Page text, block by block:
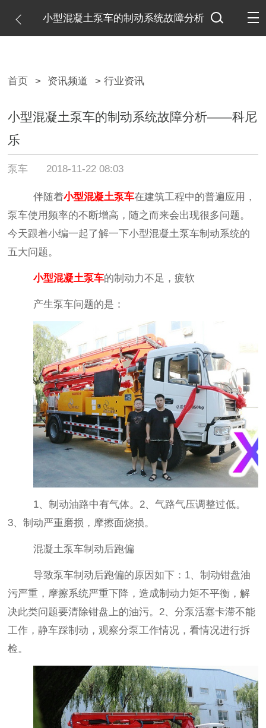
小型混凝土泵车的制动系统故障分析
首页 > 资讯频道 > 行业资讯
小型混凝土泵车的制动系统故障分析——科尼
乐
泵车 2018-11-22 08:03
伴随着小型混凝土泵车在建筑工程中的普遍应用，
泵车使用频率的不断增高，随之而来会出现很多问题。
今天跟着小编一起了解一下小型混凝土泵车制动系统的
五大问题。
小型混凝土泵车的制动力不足，疲软
产生泵车问题的是：
1、制动油路中有气体。 2、气路气压调整过低。
3、制动严重磨损，摩擦面烧损。
混凝土泵车制动后跑偏
导致泵车制动后跑偏的原因如下： 1、制动钳盘油
污严重，摩擦系统严重下降，造成制动力矩不平衡，解
决此类问题要清除钳盘上的油污。 2、分泵活塞卡滞不能
工作，静车踩制动，观察分泵工作情况，看情况进行拆
检。